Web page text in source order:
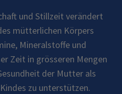
und Stillzeit verändert
mütterlichen Körpers
Mineralstoffe und
Zeit in grösseren Mengen
der Mutter als
zu unterstützen.